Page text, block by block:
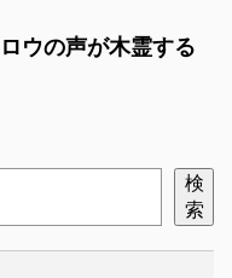
ウの声が木霊する
検
索